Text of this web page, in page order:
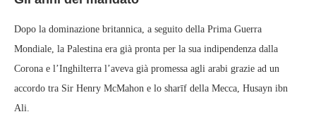
Dopo la dominazione britannica, a seguito della Prima Guerra
Mondiale, la Palestina era già pronta per la sua indipendenza dalla
Corona e l’Inghilterra l’aveva già promessa agli arabi grazie ad un
accordo tra Sir Henry McMahon e lo sharīf della Mecca, Husayn ibn
Ali.